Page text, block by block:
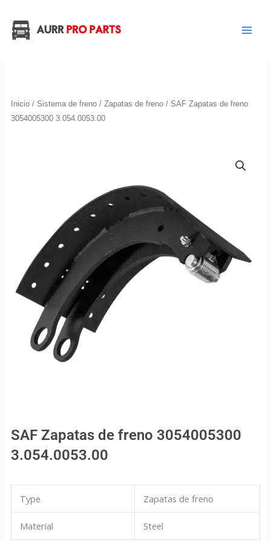
contenido
Inicio/ Sistema de freno/ Zapatas de freno/ SAF Zapatas de freno
3054005300 3.054.0053.00
SAF Zapatas de freno 3054005300
3.054.0053.00
Type Zapatas de freno
Material Steel